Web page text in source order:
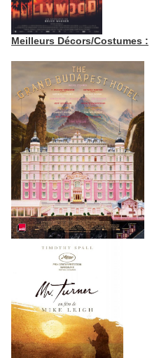
Meilleurs Décors/Costumes :